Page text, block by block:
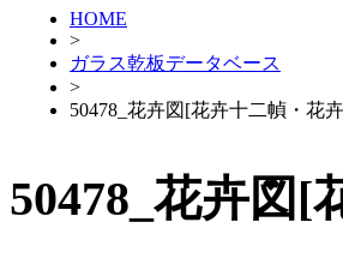
HOME
>
ガラス乾板データベース
>
50478_花卉図[花卉十二幀・花
50478_花卉図[